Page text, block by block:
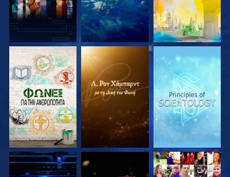
ΕΞΕΡΕΥΝΗΣΤΕ ΤΗ
ΣΕΙΡΑ
ΕΞΕΡΕΥΝΗΣΤΕ ΤΗ
ΣΕΙΡΑ
ΕΞΕΡΕΥΝΗΣΤΕ ΤΗ
ΣΕΙΡΑ